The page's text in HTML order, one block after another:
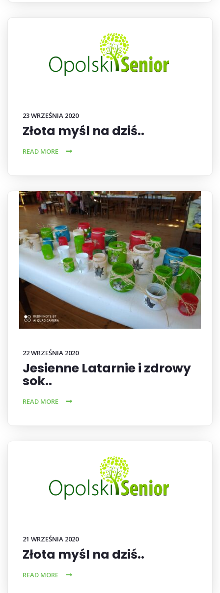
23 WRZEŚNIA 2020
Złota myśl na dziś..
READ MORE
22 WRZEŚNIA 2020
Jesienne Latarnie i zdrowy
sok..
READ MORE
21 WRZEŚNIA 2020
Złota myśl na dziś..
READ MORE